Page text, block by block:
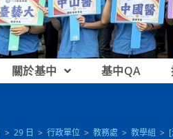
關於基中 基中QA
> 29 日 > 行政單位 > 教務處 > 教學組 >